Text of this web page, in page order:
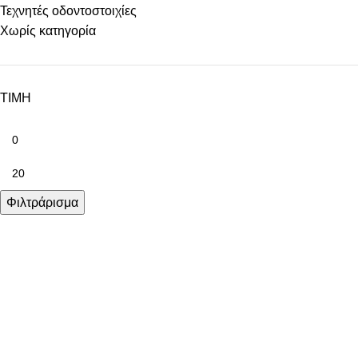
Τεχνητές οδοντοστοιχίες
Χωρίς κατηγορία
ΤΙΜΗ
Φιλτράρισμα